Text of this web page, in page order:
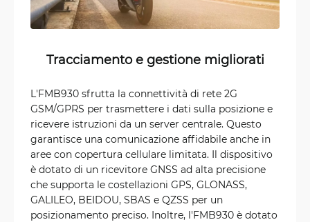
Tracciamento e gestione migliorati
L'FMB930 sfrutta la connettività di rete 2G
GSM/GPRS per trasmettere i dati sulla posizione e
ricevere istruzioni da un server centrale. Questo
garantisce una comunicazione affidabile anche in
aree con copertura cellulare limitata. Il dispositivo
è dotato di un ricevitore GNSS ad alta precisione
che supporta le costellazioni GPS, GLONASS,
GALILEO, BEIDOU, SBAS e QZSS per un
posizionamento preciso. Inoltre, l'FMB930 è dotato